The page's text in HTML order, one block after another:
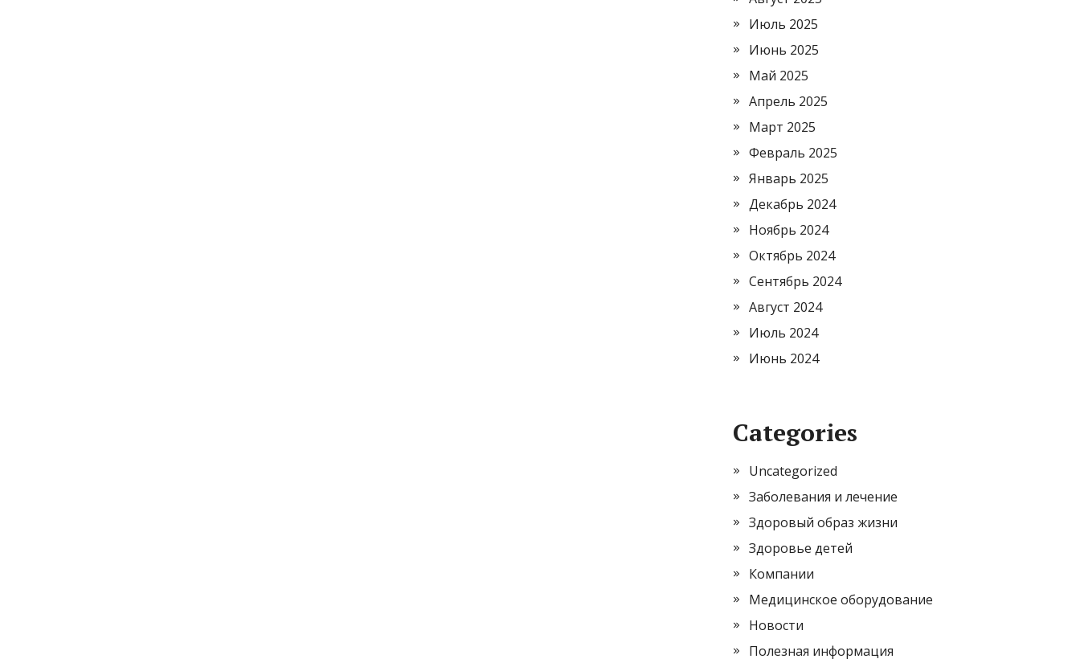
Июль 2025
Июнь 2025
Май 2025
Апрель 2025
Март 2025
Февраль 2025
Январь 2025
Декабрь 2024
Ноябрь 2024
Октябрь 2024
Сентябрь 2024
Август 2024
Июль 2024
Июнь 2024
Categories
Uncategorized
Заболевания и лечение
Здоровый образ жизни
Здоровье детей
Компании
Медицинское оборудование
Новости
Полезная информация